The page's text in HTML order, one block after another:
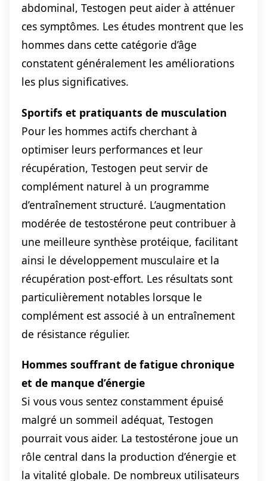
abdominal, Testogen peut aider à atténuer
ces symptômes. Les études montrent que les
hommes dans cette catégorie d’âge
constatent généralement les améliorations
les plus significatives.
Sportifs et pratiquants de musculation
Pour les hommes actifs cherchant à
optimiser leurs performances et leur
récupération, Testogen peut servir de
complément naturel à un programme
d’entraînement structuré. L’augmentation
modérée de testostérone peut contribuer à
une meilleure synthèse protéique, facilitant
ainsi le développement musculaire et la
récupération post-effort. Les résultats sont
particulièrement notables lorsque le
complément est associé à un entraînement
de résistance régulier.
Hommes souffrant de fatigue chronique
et de manque d’énergie
Si vous vous sentez constamment épuisé
malgré un sommeil adéquat, Testogen
pourrait vous aider. La testostérone joue un
rôle central dans la production d’énergie et
la vitalité globale. De nombreux utilisateurs